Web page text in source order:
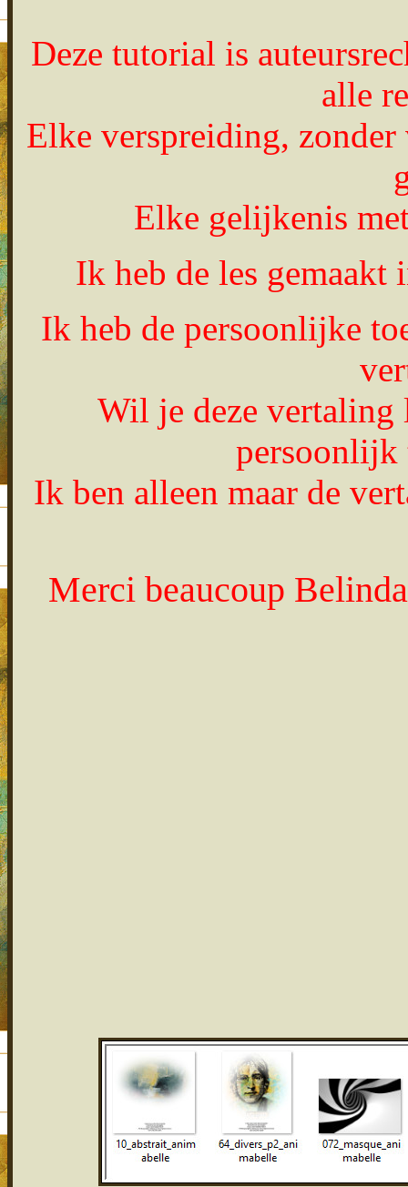
Deze tutorial is
alle
Elke verspreiding,
Elke gelijkenis
Ik heb de les
Ik heb de persoonlijke
Wil je deze vertaling
persoonlijk
Ik ben alleen maar de
Merci beaucoup